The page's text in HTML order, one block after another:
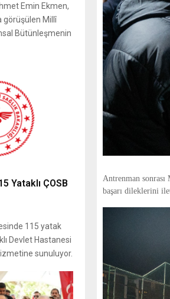
Antrenman
başarı dileklerini
Emin Ekmen,
görüşülen Millî
Bütünleşmenin
Yataklı ÇOSB
115 yatak
Devlet Hastanesi
sunuluyor.